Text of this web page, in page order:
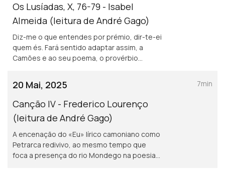
Os Lusíadas, X, 76-79 - Isabel
Almeida (leitura de André Gago)
Diz-me o que entendes por prémio, dir-te-ei
quem és. Fará sentido adaptar assim, a
Camões e ao seu poema, o provérbio
20 Mai, 2025
Canção IV - Frederico Lourenço
(leitura de André Gago)
A encenação do «Eu» lírico camoniano como
Petrarca redivivo, ao mesmo tempo que
foca a presença do rio Mondego na poesia
7min